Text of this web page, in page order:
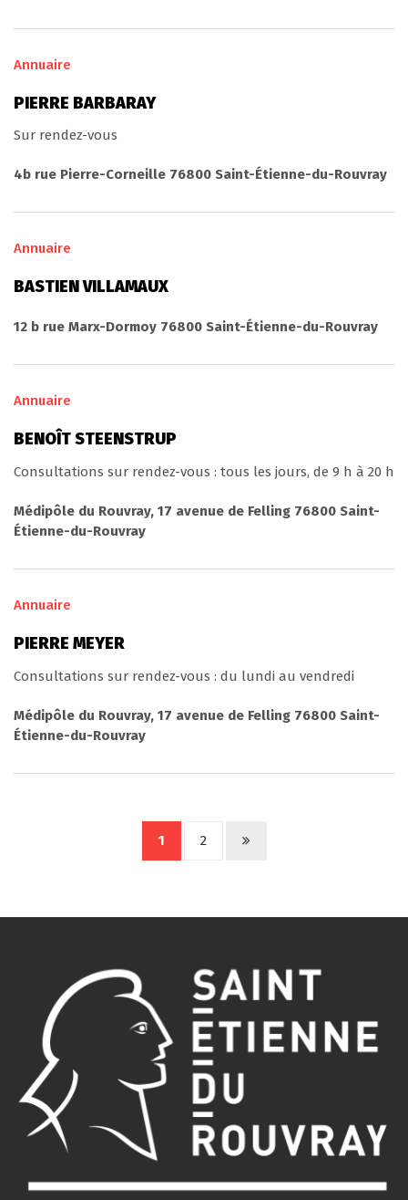
Annuaire
PIERRE BARBARAY
Sur rendez-vous
4b rue Pierre-Corneille 76800 Saint-Étienne-du-Rouvray
Annuaire
BASTIEN VILLAMAUX
12 b rue Marx-Dormoy 76800 Saint-Étienne-du-Rouvray
Annuaire
BENOÎT STEENSTRUP
Consultations sur rendez-vous : tous les jours, de 9 h à 20 h
Médipôle du Rouvray, 17 avenue de Felling 76800 Saint-
Étienne-du-Rouvray
Annuaire
PIERRE MEYER
Consultations sur rendez-vous : du lundi au vendredi
Médipôle du Rouvray, 17 avenue de Felling 76800 Saint-
Étienne-du-Rouvray
1 2